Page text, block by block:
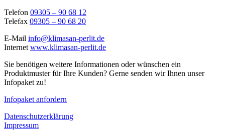
Telefon 09305 – 90 68 12
Telefax 09305 – 90 68 20
E-Mail info@klimasan-perlit.de
Internet www.klimasan-perlit.de
Sie benötigen weitere Informationen oder wünschen ein
Produktmuster für Ihre Kunden? Gerne senden wir Ihnen unser
Infopaket zu!
Infopaket anfordern
Datenschutzerklärung
Impressum